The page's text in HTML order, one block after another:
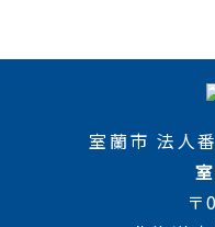
室蘭市 法人